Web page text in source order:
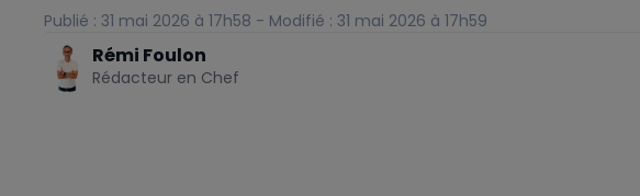
Publié : 31 mai 2026 à 17h58 - Modifié : 31 mai 2026 à 17h59
Rémi Foulon
Rédacteur en Chef